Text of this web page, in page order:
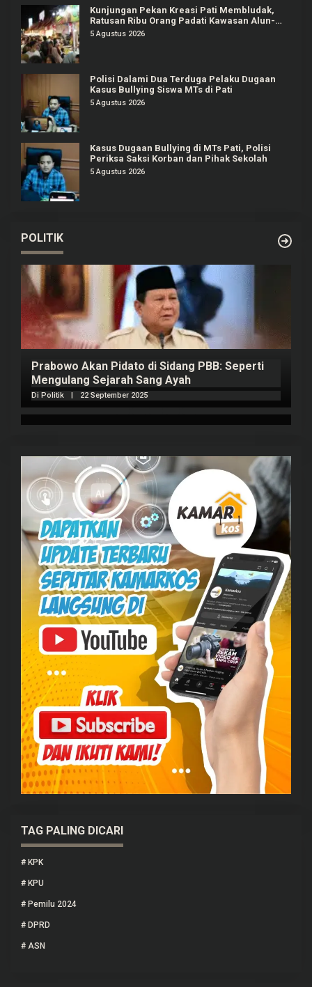
Kunjungan Pekan Kreasi Pati Membludak,
Ratusan Ribu Orang Padati Kawasan Alun-
alun Pati
5 Agustus 2026
Polisi Dalami Dua Terduga Pelaku Dugaan
Kasus Bullying Siswa MTs di Pati
5 Agustus 2026
Kasus Dugaan Bullying di MTs Pati, Polisi
Periksa Saksi Korban dan Pihak Sekolah
5 Agustus 2026
POLITIK
Prabowo Akan Pidato di Sidang PBB: Seperti
Mengulang Sejarah Sang Ayah
Di Politik 22 September 2025
TAG PALING DICARI
# KPK
# KPU
# Pemilu 2024
# DPRD
# ASN